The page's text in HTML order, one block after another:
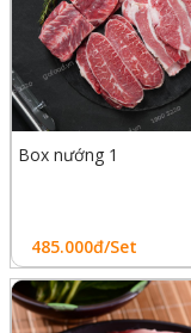
Box nướng 1
485.000đ/Set